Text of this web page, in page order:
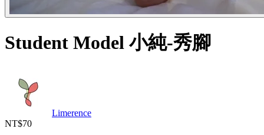
Student Model 小純-秀腳
Limerence
NT$70